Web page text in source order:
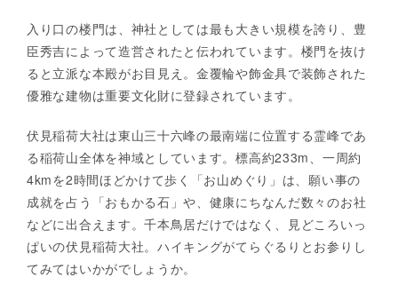
入り口の楼門は、神社としては最も大きい規模を誇り、豊
臣秀吉によって造営されたと伝われています。楼門を抜け
ると立派な本殿がお目見え。金覆輪や飾金具で装飾された
優雅な建物は重要文化財に登録されています。
伏見稲荷大社は東山三十六峰の最南端に位置する霊峰であ
る稲荷山全体を神域としています。標高約233m、一周約
4kmを2時間ほどかけて歩く「お山めぐり」は、願い事の
成就を占う「おもかる石」や、健康にちなんだ数々のお社
などに出合えます。千本鳥居だけではなく、見どころいっ
ぱいの伏見稲荷大社。ハイキングがてらぐるりとお参りし
てみてはいかがでしょうか。